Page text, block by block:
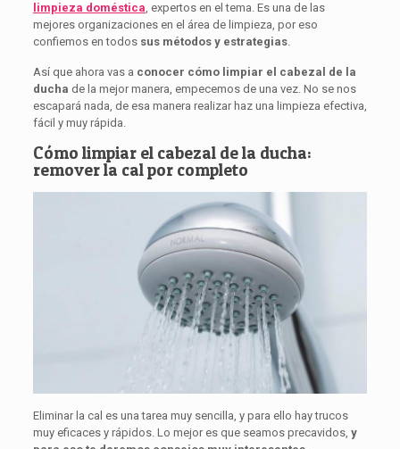
limpieza doméstica, expertos en el tema. Es una de las
mejores organizaciones en el área de limpieza, por eso
confiemos en todos sus métodos y estrategias.
Así que ahora vas a conocer cómo limpiar el cabezal de la
ducha de la mejor manera, empecemos de una vez. No se nos
escapará nada, de esa manera realizar haz una limpieza efectiva,
fácil y muy rápida.
Cómo limpiar el cabezal de la ducha:
remover la cal por completo
Eliminar la cal es una tarea muy sencilla, y para ello hay trucos
muy eficaces y rápidos. Lo mejor es que seamos precavidos, y